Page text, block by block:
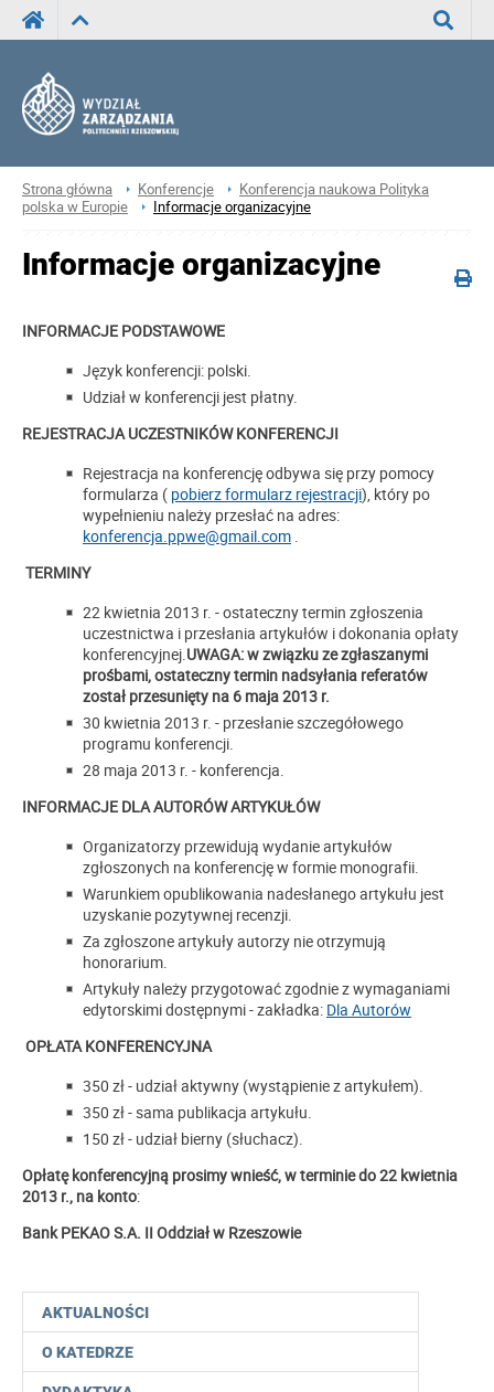
Strona główna Konferencje
Konferencja naukowa Polityka
polska w Europie
Informacje organizacyjne
AKTUALNOŚCI
O KATEDRZE
Informacje organizacyjne
INFORMACJE PODSTAWOWE
Język konferencji: polski.
Udział w konferencji jest płatny.
REJESTRACJA UCZESTNIKÓW KONFERENCJI
Rejestracja na konferencję odbywa się przy pomocy
formularza ( pobierz formularz rejestracji), który po
wypełnieniu należy przesłać na adres:
konferencja.ppwe@gmail.com .
TERMINY
22 kwietnia 2013 r. - ostateczny termin zgłoszenia
uczestnictwa i przesłania artykułów i dokonania opłaty
konferencyjnej.UWAGA: w związku ze zgłaszanymi
prośbami, ostateczny termin nadsyłania referatów
został przesunięty na 6 maja 2013 r.
30 kwietnia 2013 r. - przesłanie szczegółowego
programu konferencji.
28 maja 2013 r. - konferencja.
INFORMACJE DLA AUTORÓW ARTYKUŁÓW
Organizatorzy przewidują wydanie artykułów
zgłoszonych na konferencję w formie monografii.
Warunkiem opublikowania nadesłanego artykułu jest
uzyskanie pozytywnej recenzji.
Za zgłoszone artykuły autorzy nie otrzymują
honorarium.
Artykuły należy przygotować zgodnie z wymaganiami
edytorskimi dostępnymi - zakładka: Dla Autorów
OPŁATA KONFERENCYJNA
350 zł - udział aktywny (wystąpienie z artykułem).
350 zł - sama publikacja artykułu.
150 zł - udział bierny (słuchacz).
Opłatę konferencyjną prosimy wnieść, w terminie do 22 kwietnia
2013 r., na konto:
Bank PEKAO S.A. II Oddział w Rzeszowie